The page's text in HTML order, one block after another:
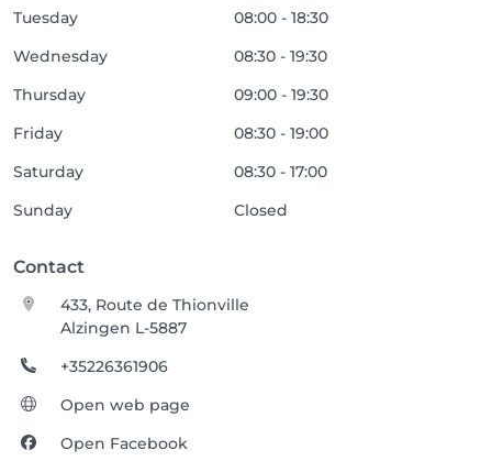
Tuesday
08:00 - 18:30
Wednesday
08:30 - 19:30
Thursday
09:00 - 19:30
Friday
08:30 - 19:00
Saturday
08:30 - 17:00
Sunday
Closed
Contact
433, Route de Thionville
Alzingen L-5887
+35226361906
Open web page
Open Facebook